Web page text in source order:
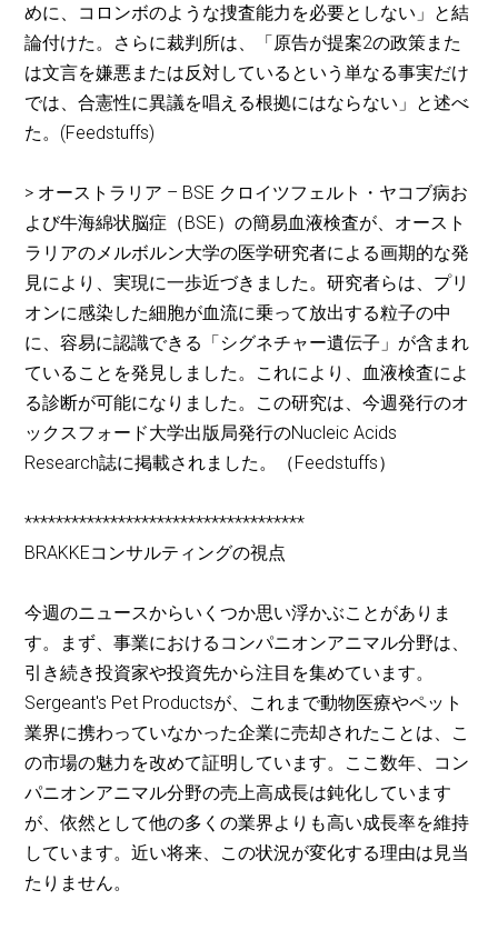
めに、コロンボのような捜査能力を必要としない」と結
論付けた。さらに裁判所は、「原告が提案2の政策また
は文言を嫌悪または反対しているという単なる事実だけ
では、合憲性に異議を唱える根拠にはならない」と述べ
た。(Feedstuffs)
> オーストラリア – BSE クロイツフェルト・ヤコブ病お
よび牛海綿状脳症（BSE）の簡易血液検査が、オースト
ラリアのメルボルン大学の医学研究者による画期的な発
見により、実現に一歩近づきました。研究者らは、プリ
オンに感染した細胞が血流に乗って放出する粒子の中
に、容易に認識できる「シグネチャー遺伝子」が含まれ
ていることを発見しました。これにより、血液検査によ
る診断が可能になりました。この研究は、今週発行のオ
ックスフォード大学出版局発行のNucleic Acids
Research誌に掲載されました。（Feedstuffs）
************************************
BRAKKEコンサルティングの視点
今週のニュースからいくつか思い浮かぶことがありま
す。まず、事業におけるコンパニオンアニマル分野は、
引き続き投資家や投資先から注目を集めています。
Sergeant's Pet Productsが、これまで動物医療やペット
業界に携わっていなかった企業に売却されたことは、こ
の市場の魅力を改めて証明しています。ここ数年、コン
パニオンアニマル分野の売上高成長は鈍化しています
が、依然として他の多くの業界よりも高い成長率を維持
しています。近い将来、この状況が変化する理由は見当
たりません。